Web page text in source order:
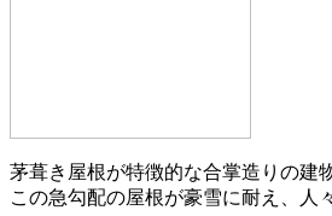
茅葺き屋根が特徴的な合掌造りの建
この急勾配の屋根が豪雪に耐え、人